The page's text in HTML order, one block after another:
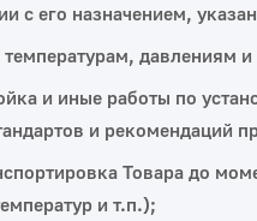
с его назначением,
давлениям
и иные работы по
и рекомендаций
Товара до
и т.п.);